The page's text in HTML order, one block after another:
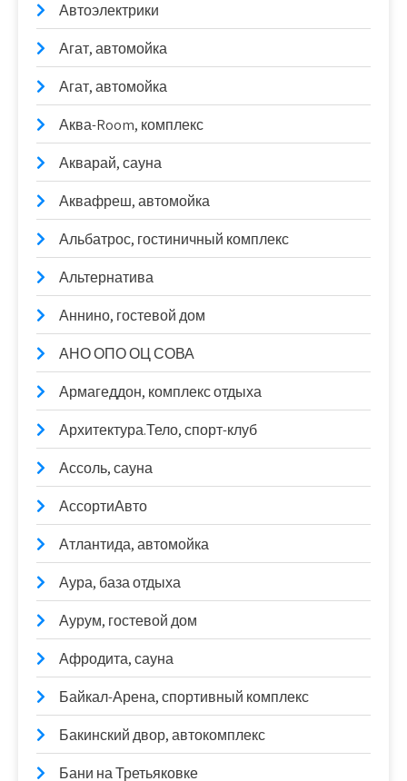
Автоэлектрики
Агат, автомойка
Агат, автомойка
Аква-Room, комплекс
Акварай, сауна
Аквафреш, автомойка
Альбатрос, гостиничный комплекс
Альтернатива
Аннино, гостевой дом
АНО ОПО ОЦ СОВА
Армагеддон, комплекс отдыха
Архитектура.Тело, спорт-клуб
Ассоль, сауна
АссортиАвто
Атлантида, автомойка
Аура, база отдыха
Аурум, гостевой дом
Афродита, сауна
Байкал-Арена, спортивный комплекс
Бакинский двор, автокомплекс
Бани на Третьяковке